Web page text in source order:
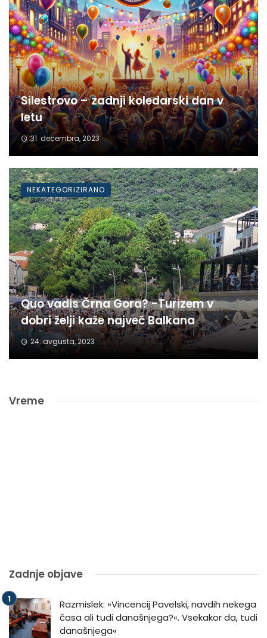
Silestrovo – zadnji koledarski dan v
letu
31. decembra, 2023
Quo vadis Črna Gora? -Turizem v
dobri želji kaže največ Balkana
24. avgusta, 2023
NEKATEGORIZIRANO
Vreme
Zadnje objave
Razmislek: »Vincencij Pavelski, navdih nekega
časa ali tudi današnjega?«. Vsekakor da, tudi
današnjega«